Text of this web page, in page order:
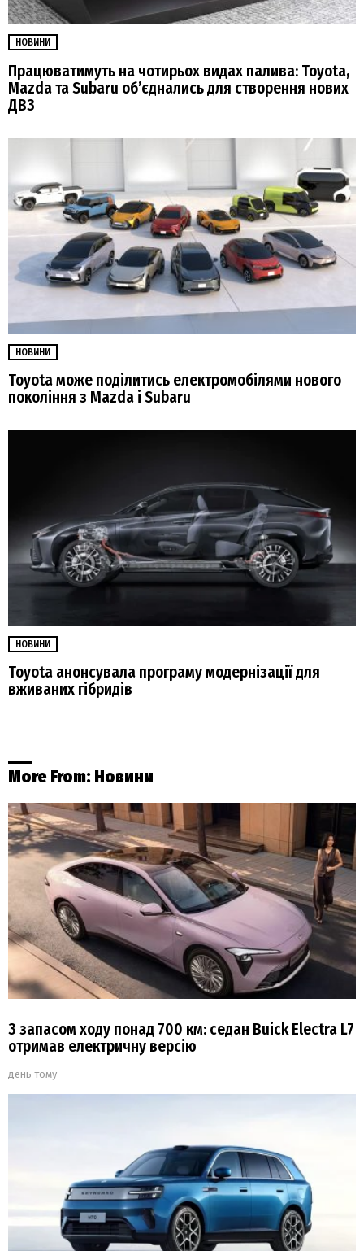
НОВИНИ
Працюватимуть на чотирьох видах палива: Toyota,
Mazda та Subaru об’єднались для створення нових
ДВЗ
НОВИНИ
Toyota може поділитись електромобілями нового
покоління з Mazda і Subaru
НОВИНИ
Toyota анонсувала програму модернізації для
вживаних гібридів
More From: Новини
З запасом ходу понад 700 км: седан Buick Electra L7
отримав електричну версію
день тому